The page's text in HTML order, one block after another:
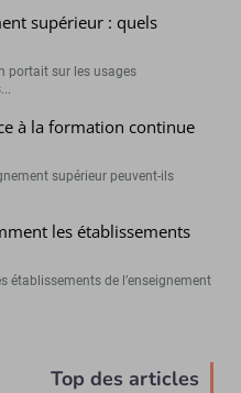
supérieur : quels
portait sur les usages
à la formation continue
supérieur peuvent-ils
les établissements
établissements de l’enseignement
Top des articles